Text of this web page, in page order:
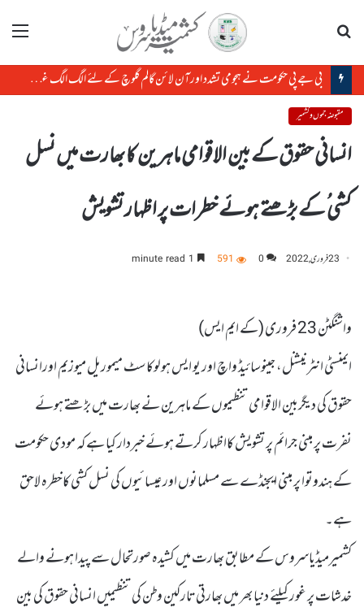
مینو
بی جے پی حکومت نے ہجومی تشدد اورآن لائن گالم گلوچ کے لئے الگ الگ غنڈے پالے ہیں: پرشانت بھوشن
مقبوضہ جموں و کشمیر
انسانی حقوق کے بین الاقوامی ماہرین کا بھارت میں نسل
کشی ُ کے بڑھتے ہوئے خطرات پر اظہار تشویش
23 فروری, 2022 0
591
واشنگٹن 23 فروری (کے ایم ایس)
ایمنسٹی انٹرنیشنل، جینوسائیڈ واچ اور یو ایس ہولوکاسٹ میموریل میوزیم اورانسانی
حقوق کی دیگربین الاقوامی تنظیموں کے ماہرین نے بھارت میں بڑھتے ہوئے
نفرت پر مبنی جرائم پر تشویش کااظہار کرتے ہوئے خبردار کیا ہے کہ مودی حکومت
کے ہندوتوا پر مبنی ایجنڈے سے مسلمانوں اور عیسائیوں کی نسل کشی کاخطرہ لاحق
ہے۔
کشمیرمیڈیاسروس کے مطابق بھارت میں کشیدہ صورتحال سے پیدا ہونے والے
خدشات پر غور کیلئے دنیا بھر میں بھارتی تارکین وطن کی تنظیمیں انسانی حقوق کی بین